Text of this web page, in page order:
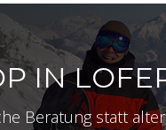
IN
Beratung statt